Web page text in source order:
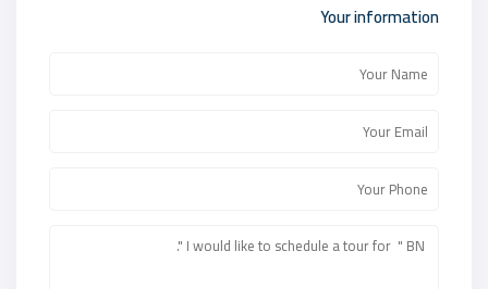
Your information